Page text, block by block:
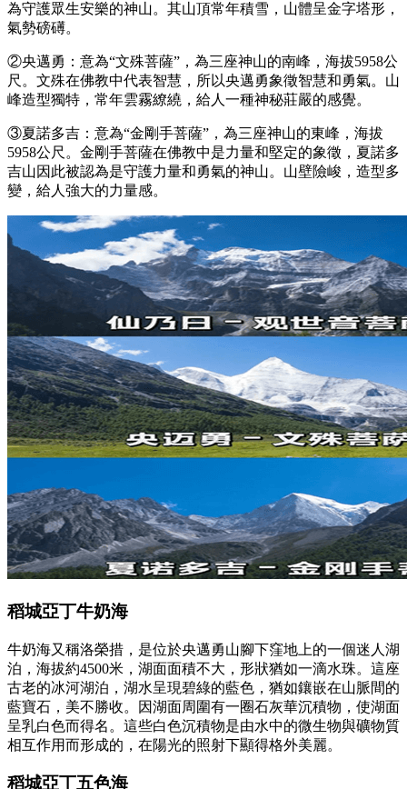
為守護眾生安樂的神山。其山頂常年積雪，山體呈金字塔形，
氣勢磅礡。
②央邁勇：意為“文殊菩薩”，為三座神山的南峰，海拔5958公
尺。文殊在佛教中代表智慧，所以央邁勇象徵智慧和勇氣。山
峰造型獨特，常年雲霧繚繞，給人一種神秘莊嚴的感覺。
③夏諾多吉：意為“金剛手菩薩”，為三座神山的東峰，海拔
5958公尺。金剛手菩薩在佛教中是力量和堅定的象徵，夏諾多
吉山因此被認為是守護力量和勇氣的神山。山壁險峻，造型多
變，給人強大的力量感。
稻城亞丁牛奶海
牛奶海又稱洛榮措，是位於央邁勇山腳下窪地上的一個迷人湖
泊，海拔約4500米，湖面面積不大，形狀猶如一滴水珠。這座
古老的冰河湖泊，湖水呈現碧綠的藍色，猶如鑲嵌在山脈間的
藍寶石，美不勝收。因湖面周圍有一圈石灰華沉積物，使湖面
呈乳白色而得名。這些白色沉積物是由水中的微生物與礦物質
相互作用而形成的，在陽光的照射下顯得格外美麗。
稻城亞丁五色海